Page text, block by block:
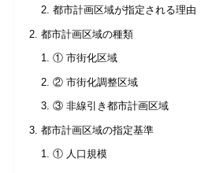
都市計画区域が指定される理由
都市計画区域の種類
① 市街化区域
② 市街化調整区域
③ 非線引き都市計画区域
都市計画区域の指定基準
① 人口規模